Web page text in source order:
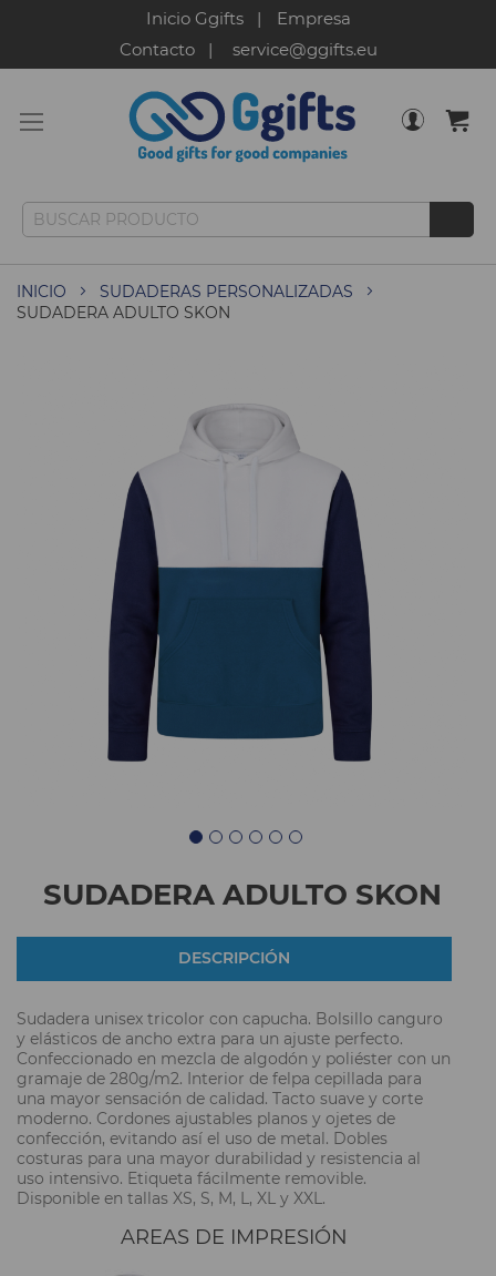
Inicio Ggifts
Empresa
Contacto
service@ggifts.eu
INICIO
SUDADERAS PERSONALIZADAS
SUDADERA ADULTO SKON
SUDADERA ADULTO SKON
DESCRIPCIÓN
Sudadera unisex tricolor con capucha. Bolsillo canguro
y elásticos de ancho extra para un ajuste perfecto.
Confeccionado en mezcla de algodón y poliéster con un
gramaje de 280g/m2. Interior de felpa cepillada para
una mayor sensación de calidad. Tacto suave y corte
moderno. Cordones ajustables planos y ojetes de
confección, evitando así el uso de metal. Dobles
costuras para una mayor durabilidad y resistencia al
uso intensivo. Etiqueta fácilmente removible.
Disponible en tallas XS, S, M, L, XL y XXL.
AREAS DE IMPRESIÓN